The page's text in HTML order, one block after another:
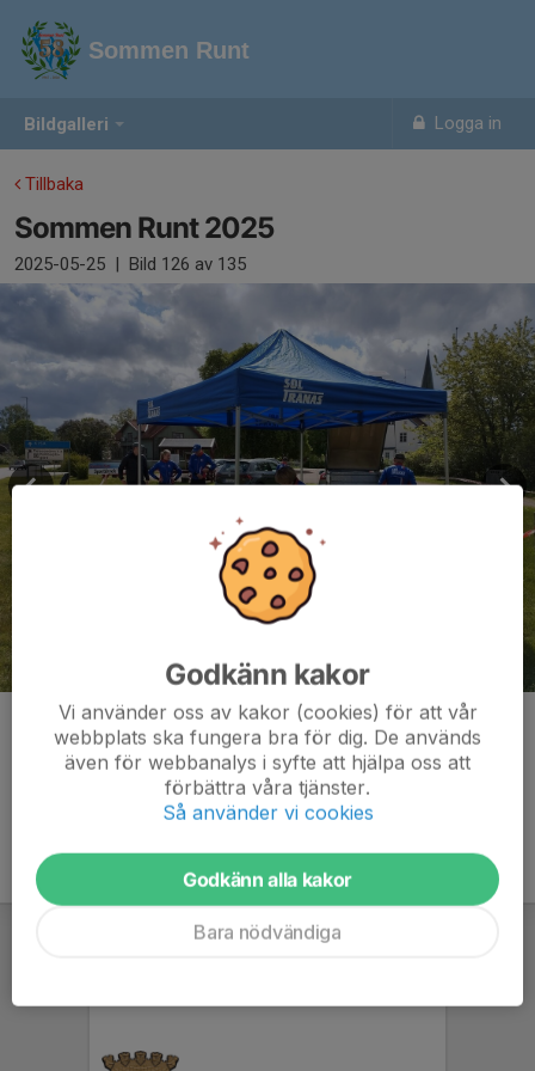
Bildgalleri Logga in
Sommen Runt
Tillbaka
Sommen Runt 2025
2025-05-25 | Bild 126 av 135
Kommentarer
Godkänn kakor
Vi använder oss av kakor (cookies) för att vår
webbplats ska fungera bra för dig. De används
även för webbanalys i syfte att hjälpa oss att
förbättra våra tjänster.
Så använder vi cookies
Godkänn alla kakor
Bara nödvändiga